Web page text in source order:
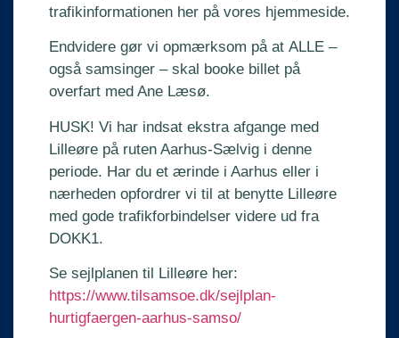
trafikinformationen her på vores hjemmeside.
Endvidere gør vi opmærksom på at ALLE –
også samsinger –skal booke billet på
overfart med Ane Læsø.
HUSK! Vi har indsat ekstra afgange med
Lilleøre på ruten Aarhus-Sælvig i denne
periode. Har du et ærinde i Aarhus eller i
nærheden opfordrer vi til at benytte Lilleøre
med gode trafikforbindelser videre ud fra
DOKK1.
Se sejlplanen til Lilleøre her:
https://www.tilsamsoe.dk/sejlplan-
hurtigfaergen-aarhus-samso/